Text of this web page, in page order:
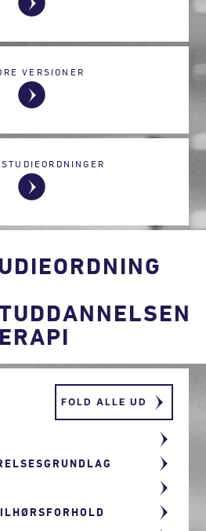
VERSIONER
FOLD ALLE UD